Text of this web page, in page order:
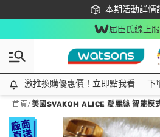
本期活動詳情
下載app最高回
屈臣氏線上
激推換購優惠價！立即點我看
激推換購優惠價！立即點我看 下
首頁/美國SVAKOM ALICE 愛麗絲 智能模